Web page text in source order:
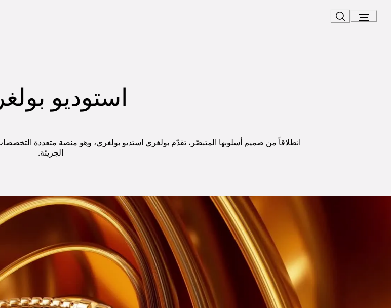
Content
استوديو
انطلاقاً من صميم أسلوبها المتبصّر، تقدّم بولغري استديو بولغري، وهو منصة متعددة
الجريئة.